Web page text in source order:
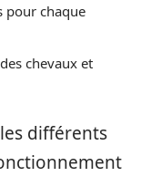
pour chaque
chevaux et
différents